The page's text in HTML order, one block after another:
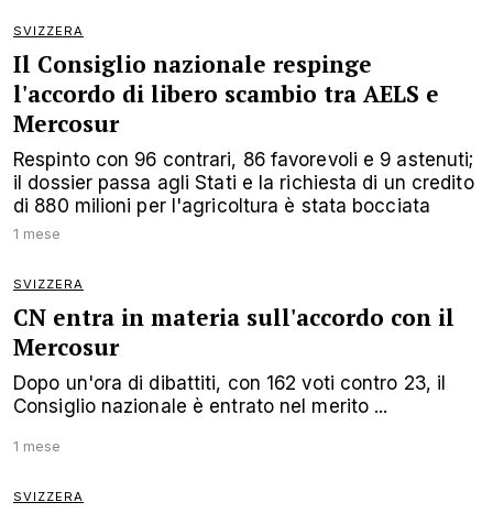
SVIZZERA
Il Consiglio nazionale respinge
l'accordo di libero scambio tra AELS e
Mercosur
Respinto con 96 contrari, 86 favorevoli e 9 astenuti;
il dossier passa agli Stati e la richiesta di un credito
di 880 milioni per l'agricoltura è stata bocciata
1 mese
SVIZZERA
CN entra in materia sull'accordo con il
Mercosur
Dopo un'ora di dibattiti, con 162 voti contro 23, il
Consiglio nazionale è entrato nel merito ...
1 mese
SVIZZERA